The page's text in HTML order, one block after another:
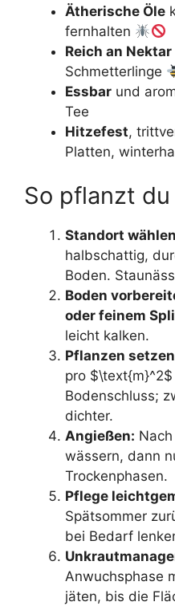
Ätherische Öle
fernhalten
Reich an Nektar
Schmetterlinge
Essbar und
Tee
Hitzefest,
Platten,
So pflanzt
Standort
halbschattig,
Boden.
Boden
oder feinem
leicht kalken.
Pflanzen
pro
Bodenschluss;
dichter.
Angießen:
wässern, dann
Trockenphasen.
Pflege
Spätsommer
bei Bedarf
Anwuchsphase
jäten, bis die